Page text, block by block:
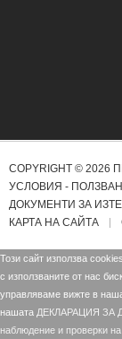
COPYRIGHT ©
УСЛОВИЯ -
ДОКУМЕНТИ ЗА
КАРТА НА САЙТА
Този сайт използва
с използваните от нас
управляваме вижте в
нашата ДЕКЛАРАЦИЯ ЗА
наблюдение и проверки